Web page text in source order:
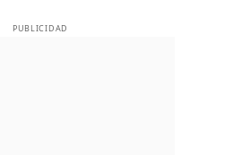
PUBLICIDAD